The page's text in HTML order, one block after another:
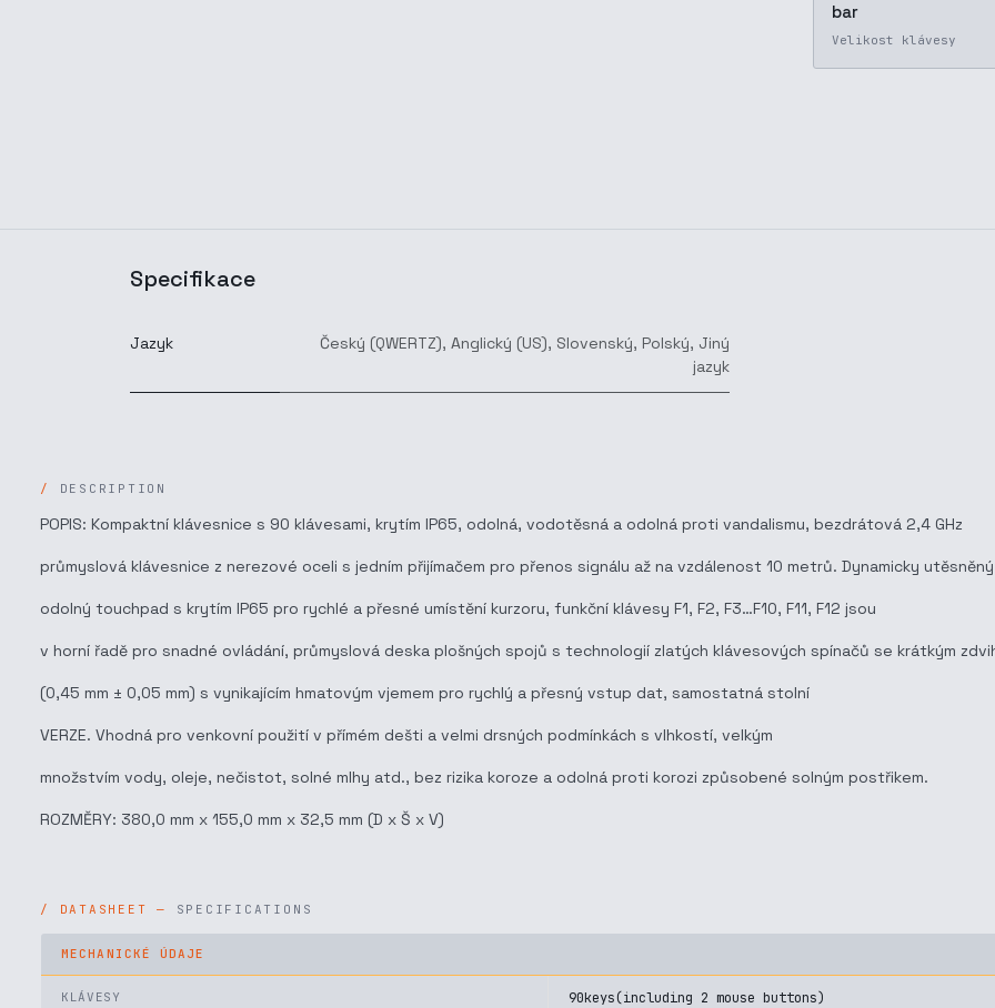
bar
Velikost klávesy
Specifikace
Jazyk Český (QWERTZ), Anglický (US), Slovenský, Polský, Jiný
jazyk
DESCRIPTION
POPIS: Kompaktní klávesnice s 90 klávesami, krytím IP65, odolná, vodotěsná a odolná proti vandalismu, bezdrátová 2,4 GHz
průmyslová klávesnice z nerezové oceli s jedním přijímačem pro přenos signálu až na vzdálenost 10 metrů. Dynamicky
odolný touchpad s krytím IP65 pro rychlé a přesné umístění kurzoru, funkční klávesy F1, F2, F3…F10, F11, F12 jsou
v horní řadě pro snadné ovládání, průmyslová deska plošných spojů s technologií zlatých klávesových spínačů se krátkým
(0,45 mm ± 0,05 mm) s vynikajícím hmatovým vjemem pro rychlý a přesný vstup dat, samostatná stolní
VERZE. Vhodná pro venkovní použití v přímém dešti a velmi drsných podmínkách s vlhkostí, velkým
množstvím vody, oleje, nečistot, solné mlhy atd., bez rizika koroze a odolná proti korozi způsobené solným postřikem.
ROZMĚRY: 380,0 mm x 155,0 mm x 32,5 mm (D x Š x V)
SPECIFICATIONS
MECHANICKÉ ÚDAJE
KLÁVESY 90keys(including 2 mouse buttons)